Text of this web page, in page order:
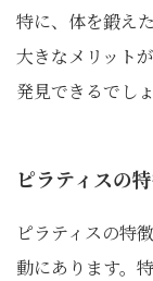
特に、体を鍛え
大きなメリット
発見できるでしょ
ピラティスの
ピラティスの特
動にあります。